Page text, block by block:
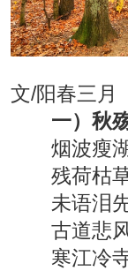
文/阳春三月
一）秋
烟波瘦湖
残荷枯草
未语泪先
古道悲风
寒江冷寺